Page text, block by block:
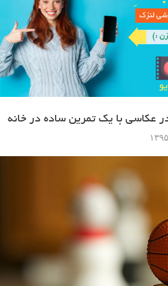
عکاسی با یک تمرین ساده در خانه